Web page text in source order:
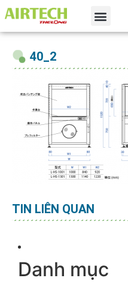
40_2
TIN LIÊN QUAN
Danh mục